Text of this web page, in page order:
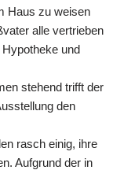
Haus zu weisen
alle vertrieben
und
stehend trifft der
den
rasch einig, ihre
Aufgrund der in